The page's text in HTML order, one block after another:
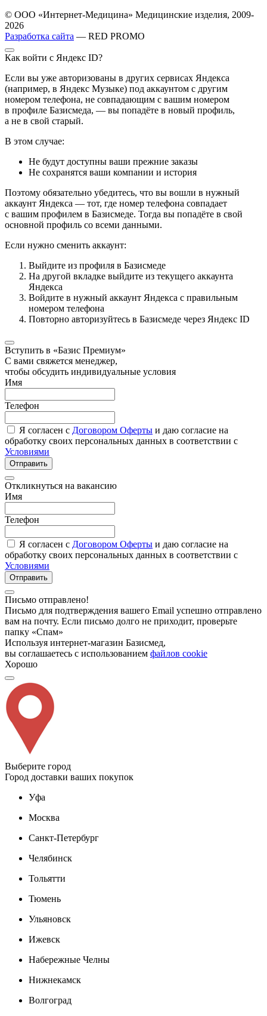
© ООО «Интернет-Медицина» Медицинские изделия, 2009-
2026
Разработка сайта — RED PROMO
Как войти с Яндекс ID?
Если вы уже авторизованы в других сервисах Яндекса
(например, в Яндекс Музыке) под аккаунтом с другим
номером телефона, не совпадающим с вашим номером
в профиле Базисмеда, — вы попадёте в новый профиль,
а не в свой старый.
В этом случае:
Не будут доступны ваши прежние заказы
Не сохранятся ваши компании и история
Поэтому обязательно убедитесь, что вы вошли в нужный
аккаунт Яндекса — тот, где номер телефона совпадает
с вашим профилем в Базисмеде. Тогда вы попадёте в свой
основной профиль со всеми данными.
Если нужно сменить аккаунт:
Выйдите из профиля в Базисмеде
На другой вкладке выйдите из текущего аккаунта
Яндекса
Войдите в нужный аккаунт Яндекса с правильным
номером телефона
Повторно авторизуйтесь в Базисмеде через Яндекс ID
Вступить в «Базис Премиум»
С вами свяжется менеджер,
чтобы обсудить индивидуальные условия
Имя
Телефон
Я согласен с Договором Оферты и даю согласие на
обработку своих персональных данных в соответствии с
Условиями
Отправить
Откликнуться на вакансию
Имя
Телефон
Я согласен с Договором Оферты и даю согласие на
обработку своих персональных данных в соответствии с
Условиями
Отправить
Письмо отправлено!
Письмо для подтверждения вашего Email успешно отправлено
вам на почту. Если письмо долго не приходит, проверьте
папку «Спам»
Используя интернет-магазин Базисмед,
вы соглашаетесь с использованием файлов cookie
Хорошо
Выберите город
Город доставки ваших покупок
Уфа
Москва
Санкт-Петербург
Челябинск
Тольятти
Тюмень
Ульяновск
Ижевск
Набережные Челны
Нижнекамск
Волгоград